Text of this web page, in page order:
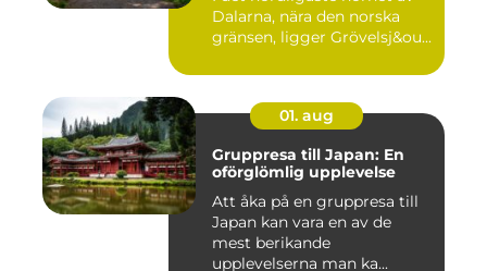
Dalarna, nära den norska
gränsen, ligger Grövelsj&ou...
01. aug
Gruppresa till Japan: En
oförglömlig upplevelse
Att åka på en gruppresa till
Japan kan vara en av de
mest berikande
upplevelserna man ka...